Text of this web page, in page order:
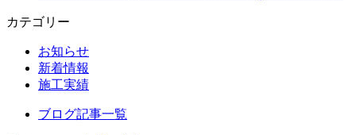
カテゴリー
お知らせ
新着情報
施工実績
ブログ記事一覧